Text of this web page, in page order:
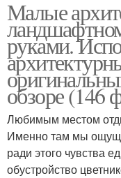
Малые
руками.
обзоре (146
Любимым местом
Именно там мы
ради этого чувства
обустройство